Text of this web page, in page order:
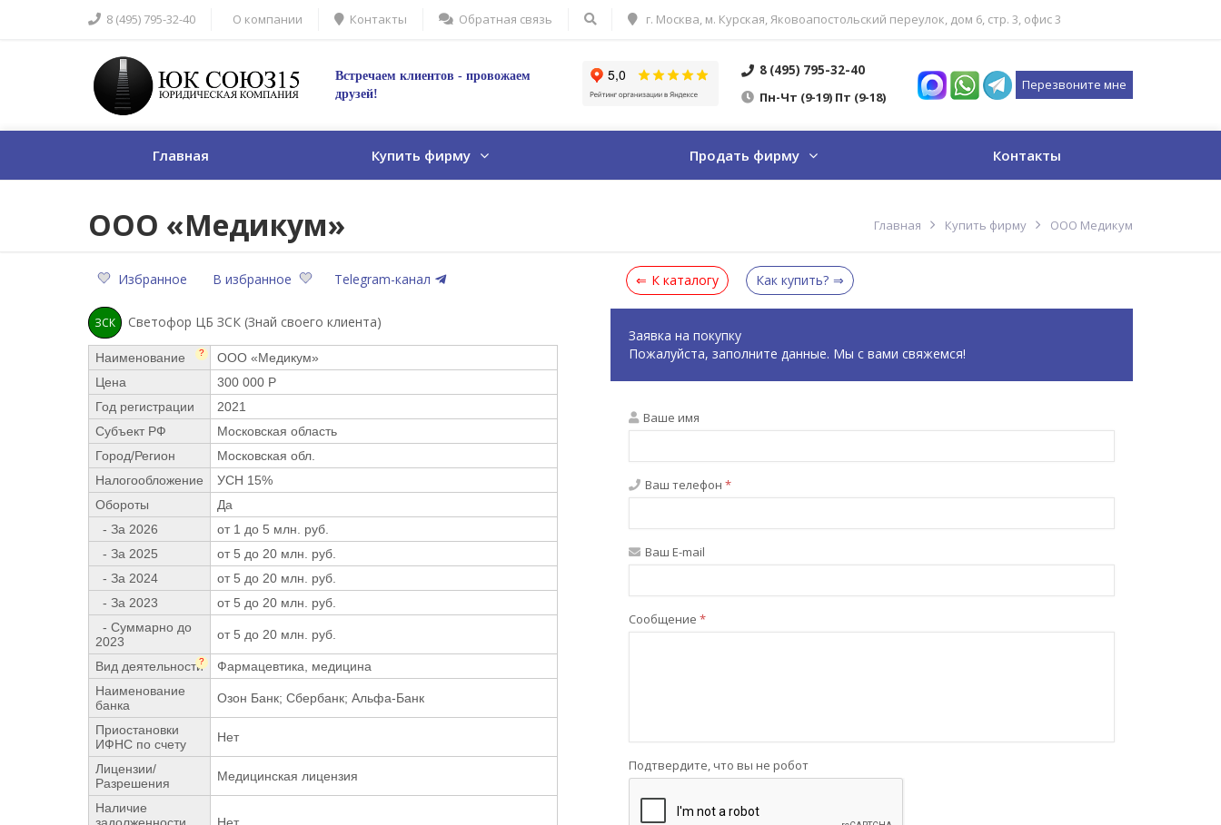
8 (495) 795-32-40 О компании Контакты Обратная связь г. Москва, м. Курская, Яковоапостольский переулок, дом 6, стр. 3, офис 3
Встречаем клиентов - провожаем
друзей!
8 (495) 795-32-40
Пн-Чт (9-19) Пт (9-18)
Перезвоните мне
Главная Купить фирму Продать фирму Контакты
ООО «Медикум» Главная Купить фирму ООО Медикум
Избранное В избранное Telegram-канал
ЗСК Светофор ЦБ ЗСК (Знай своего клиента)
Наименование ?
ООО «Медикум»
Цена
300 000 Р
Год регистрации
2021
Субъект РФ
Московская область
Город/Регион
Московская обл.
Налогообложение
УСН 15%
Обороты
Да
- За 2026
от 1 до 5 млн. руб.
- За 2025
от 5 до 20 млн. руб.
- За 2024
от 5 до 20 млн. руб.
- За 2023
от 5 до 20 млн. руб.
- Суммарно до
2023
от 5 до 20 млн. руб.
Вид деятельности?
Фармацевтика, медицина
Наименование
банка
Озон Банк; Сбербанк; Альфа-Банк
Приостановки
ИФНС по счету
Нет
Лицензии/
Разрешения
Медицинская лицензия
Наличие
К каталогу Как купить?
Заявка на покупку
Пожалуйста, заполните данные. Мы с вами свяжемся!
Ваше имя
Ваш телефон *
Ваш E-mail
Сообщение *
Подтвердите, что вы не робот